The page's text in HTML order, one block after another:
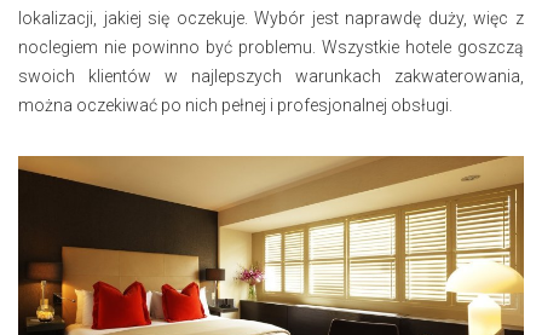
lokalizacji, jakiej się oczekuje. Wybór jest naprawdę duży, więc z
noclegiem nie powinno być problemu. Wszystkie hotele goszczą
swoich klientów w najlepszych warunkach zakwaterowania,
można oczekiwać po nich pełnej i profesjonalnej obsługi.